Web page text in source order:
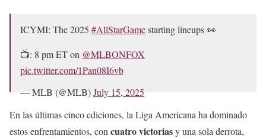
ICYMI: The 2025 #AllStarGamestarting lineups 👀
📺: 8 pm ET on @MLBONFOX
pic.twitter.com/1Pan08I6vb
— MLB (@MLB)July 15, 2025
En las últimas cinco ediciones, la Liga Americana ha dominado
estos enfrentamientos, con cuatro victoriasy una sola derrota,